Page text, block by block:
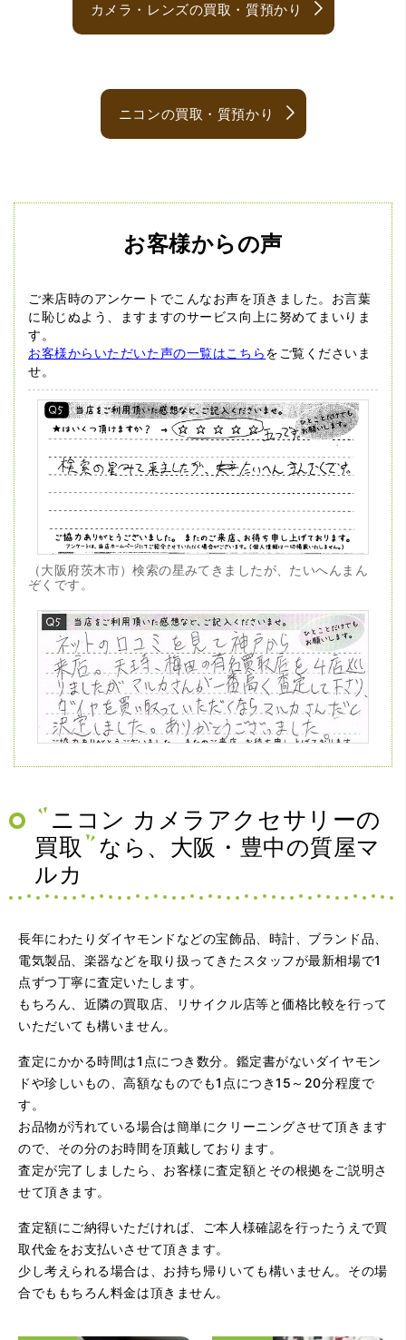
カメラ・レンズの買取・質預かり
ニコンの買取・質預かり
お客様からの声
ご来店時のアンケートでこんなお声を頂きました。 お言葉
に恥じぬよう、ますますのサービス向上に努めてまいりま
す。
お客様からいただいた声の一覧はこちらをご覧くださいま
せ。
（大阪府茨木市）検索の星みてきましたが、たいへんまん
ぞくです。
（大阪府大阪市）問い合わせから非常に分かり易く、安心
して利用できた。また、思ったよりも高額だったので助か
りました。
（大阪府大阪市）とてもプロな鑑定士さんがいて的確にア
なって頂いてありがとうございます! お店の雰囲気もやらし
さがなく、とても入ってゆっくりできる落ちついた敷居の
高いお店です。また鑑定士さんに会いたいです。
ニコン カメラアクセサリーの
買取
なら、大阪・豊中の質屋マ
ルカ
長年にわたりダイヤモンドなどの宝飾品、時計、ブランド品、
電気製品、楽器などを取り扱ってきたスタッフが最新相場で1
点ずつ丁寧に査定いたします。
もちろん、近隣の買取店、リサイクル店等と価格比較を行って
いただいても構いません。
査定にかかる時間は1点につき数分。鑑定書がないダイヤモン
ドや珍しいもの、高額なものでも1点につき15～20分程度で
す。
お品物が汚れている場合は簡単にクリーニングさせて頂きます
ので、その分のお時間を頂戴しております。
査定が完了しましたら、お客様に査定額とその根拠をご説明さ
せて頂きます。
査定額にご納得いただければ、ご本人様確認を行ったうえで買
取代金をお支払いさせて頂きます。
少し考えられる場合は、お持ち帰りいても構いません。その場
合でももちろん料金は頂きません。